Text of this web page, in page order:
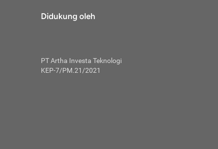
Mulai
kembali ideal.
utang
Didukung oleh
PT Artha Investa Teknologi
KEP-7/PM.21/2021